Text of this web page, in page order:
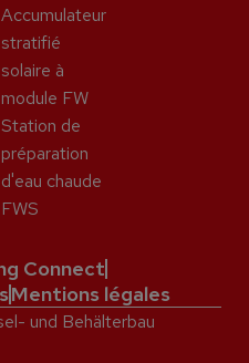
Accumulateur
stratifié
solaire à
module FW
Station de
préparation
d'eau chaude
FWS
Connect
Mentions légales
und Behälterbau